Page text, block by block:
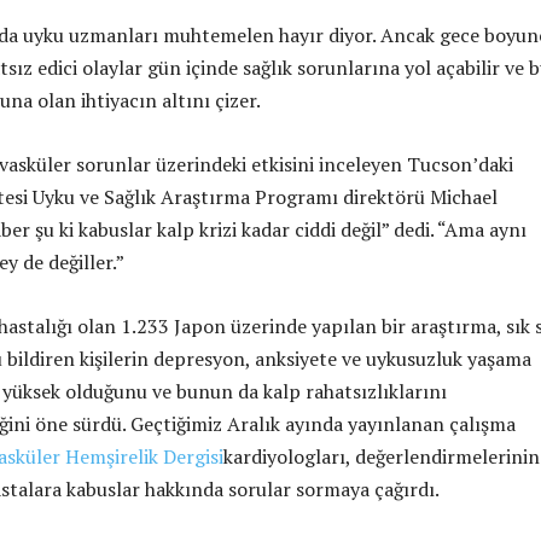
uyku uzmanları muhtemelen hayır diyor. Ancak gece
edici olaylar gün içinde sağlık sorunlarına yol açabilir ve
olan ihtiyacın altını çizer.
sorunlar üzerindeki etkisini inceleyen Tucson’daki
Uyku ve Sağlık Araştırma Programı direktörü Michael
şu ki kabuslar kalp krizi kadar ciddi değil” dedi. “Ama aynı
de değiller.”
olan 1.233 Japon üzerinde yapılan bir araştırma, sık
bildiren kişilerin depresyon, anksiyete ve uykusuzluk yaşama
yüksek olduğunu ve bunun da kalp rahatsızlıklarını
öne sürdü. Geçtiğimiz Aralık ayında yayınlanan çalışma
Hemşirelik Dergisikardiyologları,
kabuslar hakkında sorular sormaya çağırdı.